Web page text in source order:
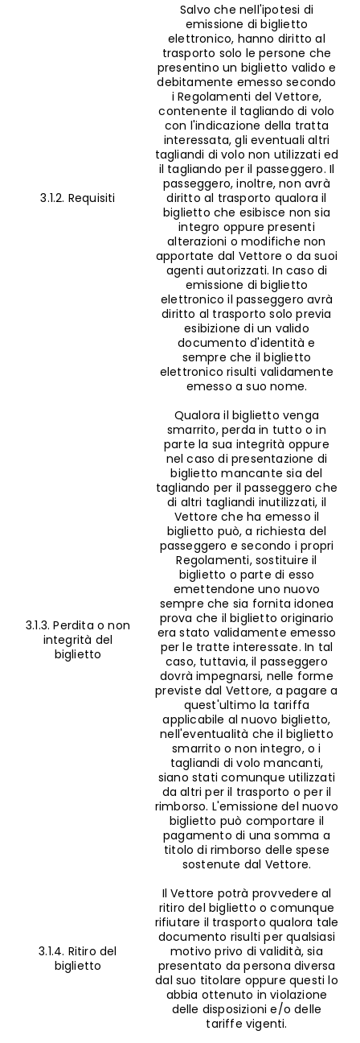
3.1.2. Requisiti
Salvo che nell'ipotesi di
emissione di biglietto
elettronico, hanno diritto al
trasporto solo le persone che
presentino un biglietto valido e
debitamente emesso secondo
i Regolamenti del Vettore,
contenente il tagliando di volo
con l'indicazione della tratta
interessata, gli eventuali altri
tagliandi di volo non utilizzati ed
il tagliando per il passeggero. Il
passeggero, inoltre, non avrà
diritto al trasporto qualora il
biglietto che esibisce non sia
integro oppure presenti
alterazioni o modifiche non
apportate dal Vettore o da suoi
agenti autorizzati. In caso di
emissione di biglietto
elettronico il passeggero avrà
diritto al trasporto solo previa
esibizione di un valido
documento d'identità e
sempre che il biglietto
elettronico risulti validamente
emesso a suo nome.
3.1.3. Perdita o non
integrità del
biglietto
Qualora il biglietto venga
smarrito, perda in tutto o in
parte la sua integrità oppure
nel caso di presentazione di
biglietto mancante sia del
tagliando per il passeggero che
di altri tagliandi inutilizzati, il
Vettore che ha emesso il
biglietto può, a richiesta del
passeggero e secondo i propri
Regolamenti, sostituire il
biglietto o parte di esso
emettendone uno nuovo
sempre che sia fornita idonea
prova che il biglietto originario
era stato validamente emesso
per le tratte interessate. In tal
caso, tuttavia, il passeggero
dovrà impegnarsi, nelle forme
previste dal Vettore, a pagare a
quest'ultimo la tariffa
applicabile al nuovo biglietto,
nell'eventualità che il biglietto
smarrito o non integro, o i
tagliandi di volo mancanti,
siano stati comunque utilizzati
da altri per il trasporto o per il
rimborso. L'emissione del nuovo
biglietto può comportare il
pagamento di una somma a
titolo di rimborso delle spese
sostenute dal Vettore.
3.1.4. Ritiro del
biglietto
Il Vettore potrà provvedere al
ritiro del biglietto o comunque
rifiutare il trasporto qualora tale
documento risulti per qualsiasi
motivo privo di validità, sia
presentato da persona diversa
dal suo titolare oppure questi lo
abbia ottenuto in violazione
delle disposizioni e/o delle
tariffe vigenti.